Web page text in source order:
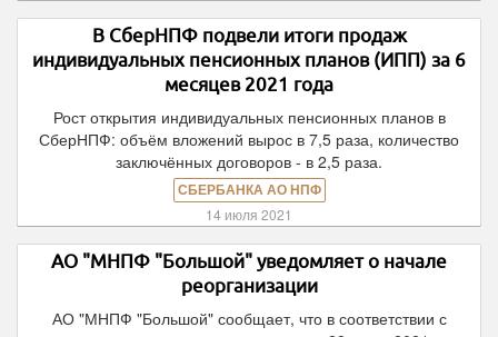
В СберНПФ подвели итоги продаж
индивидуальных пенсионных планов (ИПП) за 6
месяцев 2021 года
Рост открытия индивидуальных пенсионных планов в
СберНПФ: объём вложений вырос в 7,5 раза, количество
заключённых договоров - в 2,5 раза.
СБЕРБАНКА АО НПФ
14 июля 2021
АО "МНПФ "Большой" уведомляет о начале
реорганизации
АО "МНПФ "Большой" сообщает, что в соответствии с